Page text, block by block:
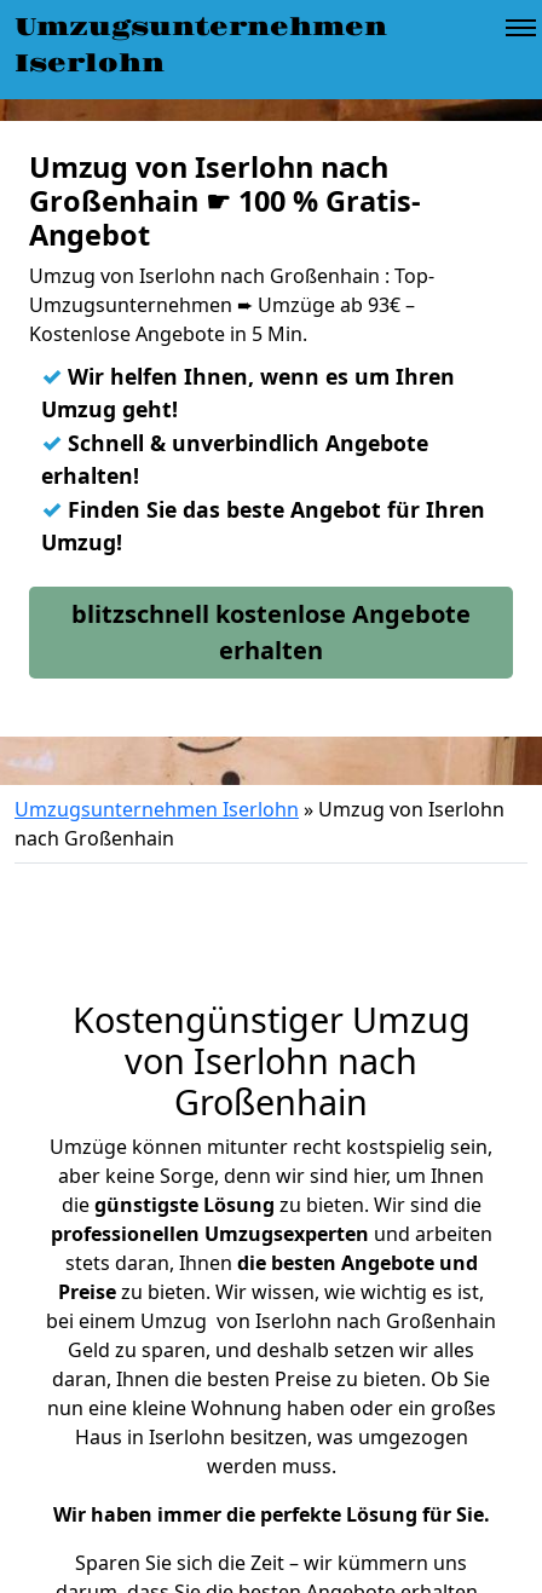
Umzugsunternehmen
Iserlohn
Umzug von Iserlohn nach
Großenhain ☛ 100 % Gratis-
Angebot
Umzug von Iserlohn nach Großenhain : Top-
Umzugsunternehmen ➨ Umzüge ab 93€ –
Kostenlose Angebote in 5 Min.
✓ Wir helfen Ihnen, wenn es um Ihren
Umzug geht!
✓ Schnell & unverbindlich Angebote
erhalten!
✓ Finden Sie das beste Angebot für Ihren
Umzug!
blitzschnell kostenlose Angebote
erhalten
Umzugsunternehmen Iserlohn » Umzug von Iserlohn
nach Großenhain
Kostengünstiger Umzug
von Iserlohn nach
Großenhain
Umzüge können mitunter recht kostspielig sein,
aber keine Sorge, denn wir sind hier, um Ihnen
diegünstigste Lösung zu bieten. Wir sind die
professionellen Umzugsexperten und arbeiten
stets daran, Ihnen die besten Angebote und
Preisezu bieten. Wir wissen, wie wichtig es ist,
bei einem Umzug von Iserlohn nach Großenhain
Geld zu sparen, und deshalb setzen wir alles
daran, Ihnen die besten Preise zu bieten. Ob Sie
nun eine kleine Wohnung haben oder ein großes
Haus in Iserlohn besitzen, was umgezogen
werden muss.
Wir haben immer die perfekte Lösung für Sie.
Sparen Sie sich die Zeit – wir kümmern uns